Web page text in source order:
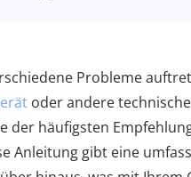
Probleme
oder andere
der häufigsten
Anleitung gibt eine